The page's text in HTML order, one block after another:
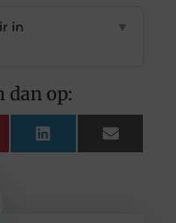
in
▼
dan op:
LinkedIn Email